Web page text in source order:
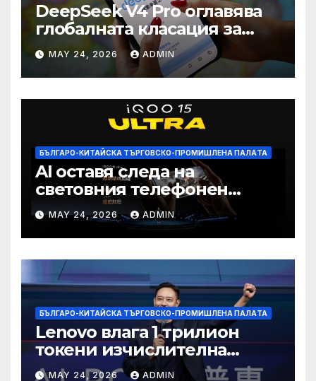
DeepSeek V4 Pro оглавява
глобалната класация за
печалба след 75%
намаление на цената
MAY 24, 2026 ADMIN
БЪЛГАРО-КИТАЙСКА ТЪРГОВСКО-ПРОМИШЛЕНА ПАЛAТА
AI оставя следа на
световния телефонен
пазар
MAY 24, 2026 ADMIN
БЪЛГАРО-КИТАЙСКА ТЪРГОВСКО-ПРОМИШЛЕНА ПАЛAТА
Lenovo влага 1 трилион
токени изчислителна
мощност в AI екосистемата
MAY 24, 2026 ADMIN